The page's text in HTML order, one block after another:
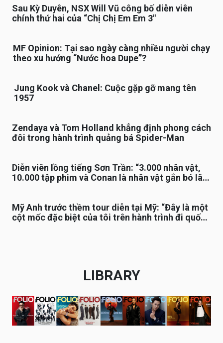
Sau Kỳ Duyên, NSX Will Vũ công bố diễn viên
chính thứ hai của “Chị Chị Em Em 3″
MF Opinion: Tại sao ngày càng nhiều người chạy
theo xu hướng “Nước hoa Dupe”?
Jung Kook và Chanel: Cuộc gặp gỡ mang tên
1957
Zendaya và Tom Holland khẳng định phong cách
đôi trong hành trình quảng bá Spider-Man
Diễn viên lồng tiếng Sơn Trần: “3.000 nhân vật,
10.000 tập phim và Conan là nhân vật gắn bó lâu
Mỹ Anh trước thềm tour diễn tại Mỹ: “Đây là một
cột mốc đặc biệt của tôi trên hành trình đi quốc
LIBRARY